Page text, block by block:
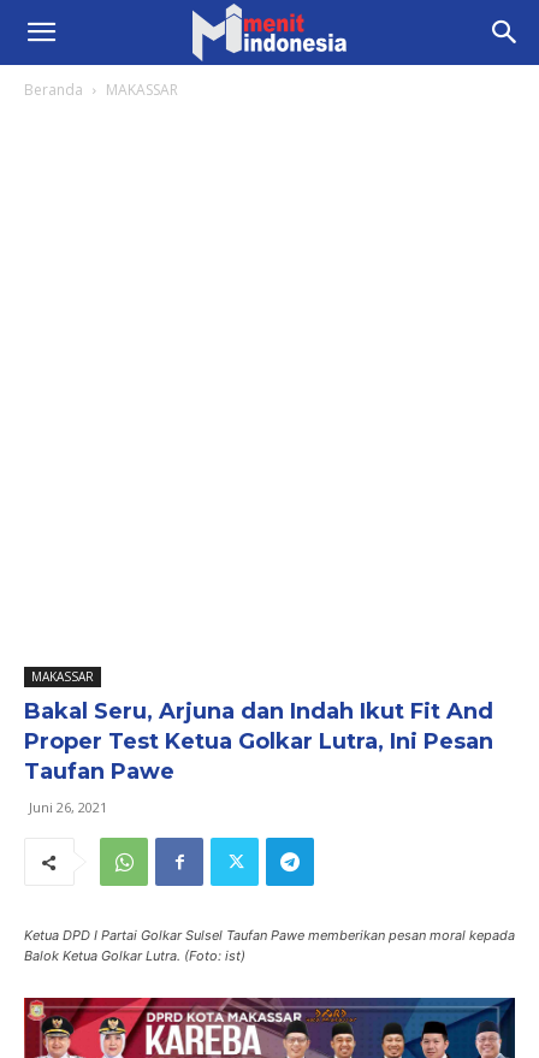
Beranda MAKASSAR
MAKASSAR
Bakal Seru, Arjuna dan Indah Ikut Fit And
Proper Test Ketua Golkar Lutra, Ini Pesan
Taufan Pawe
Juni 26, 2021
Ketua DPD I Partai Golkar Sulsel Taufan Pawe memberikan pesan moral kepada
Balok Ketua Golkar Lutra. (Foto: ist)